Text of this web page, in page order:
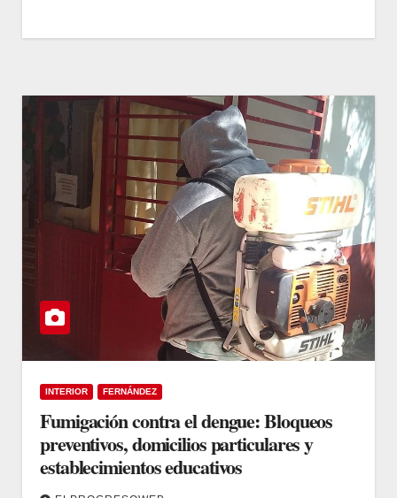
INTERIOR FERNÁNDEZ
Fumigación contra el dengue: Bloqueos
preventivos, domicilios particulares y
establecimientos educativos